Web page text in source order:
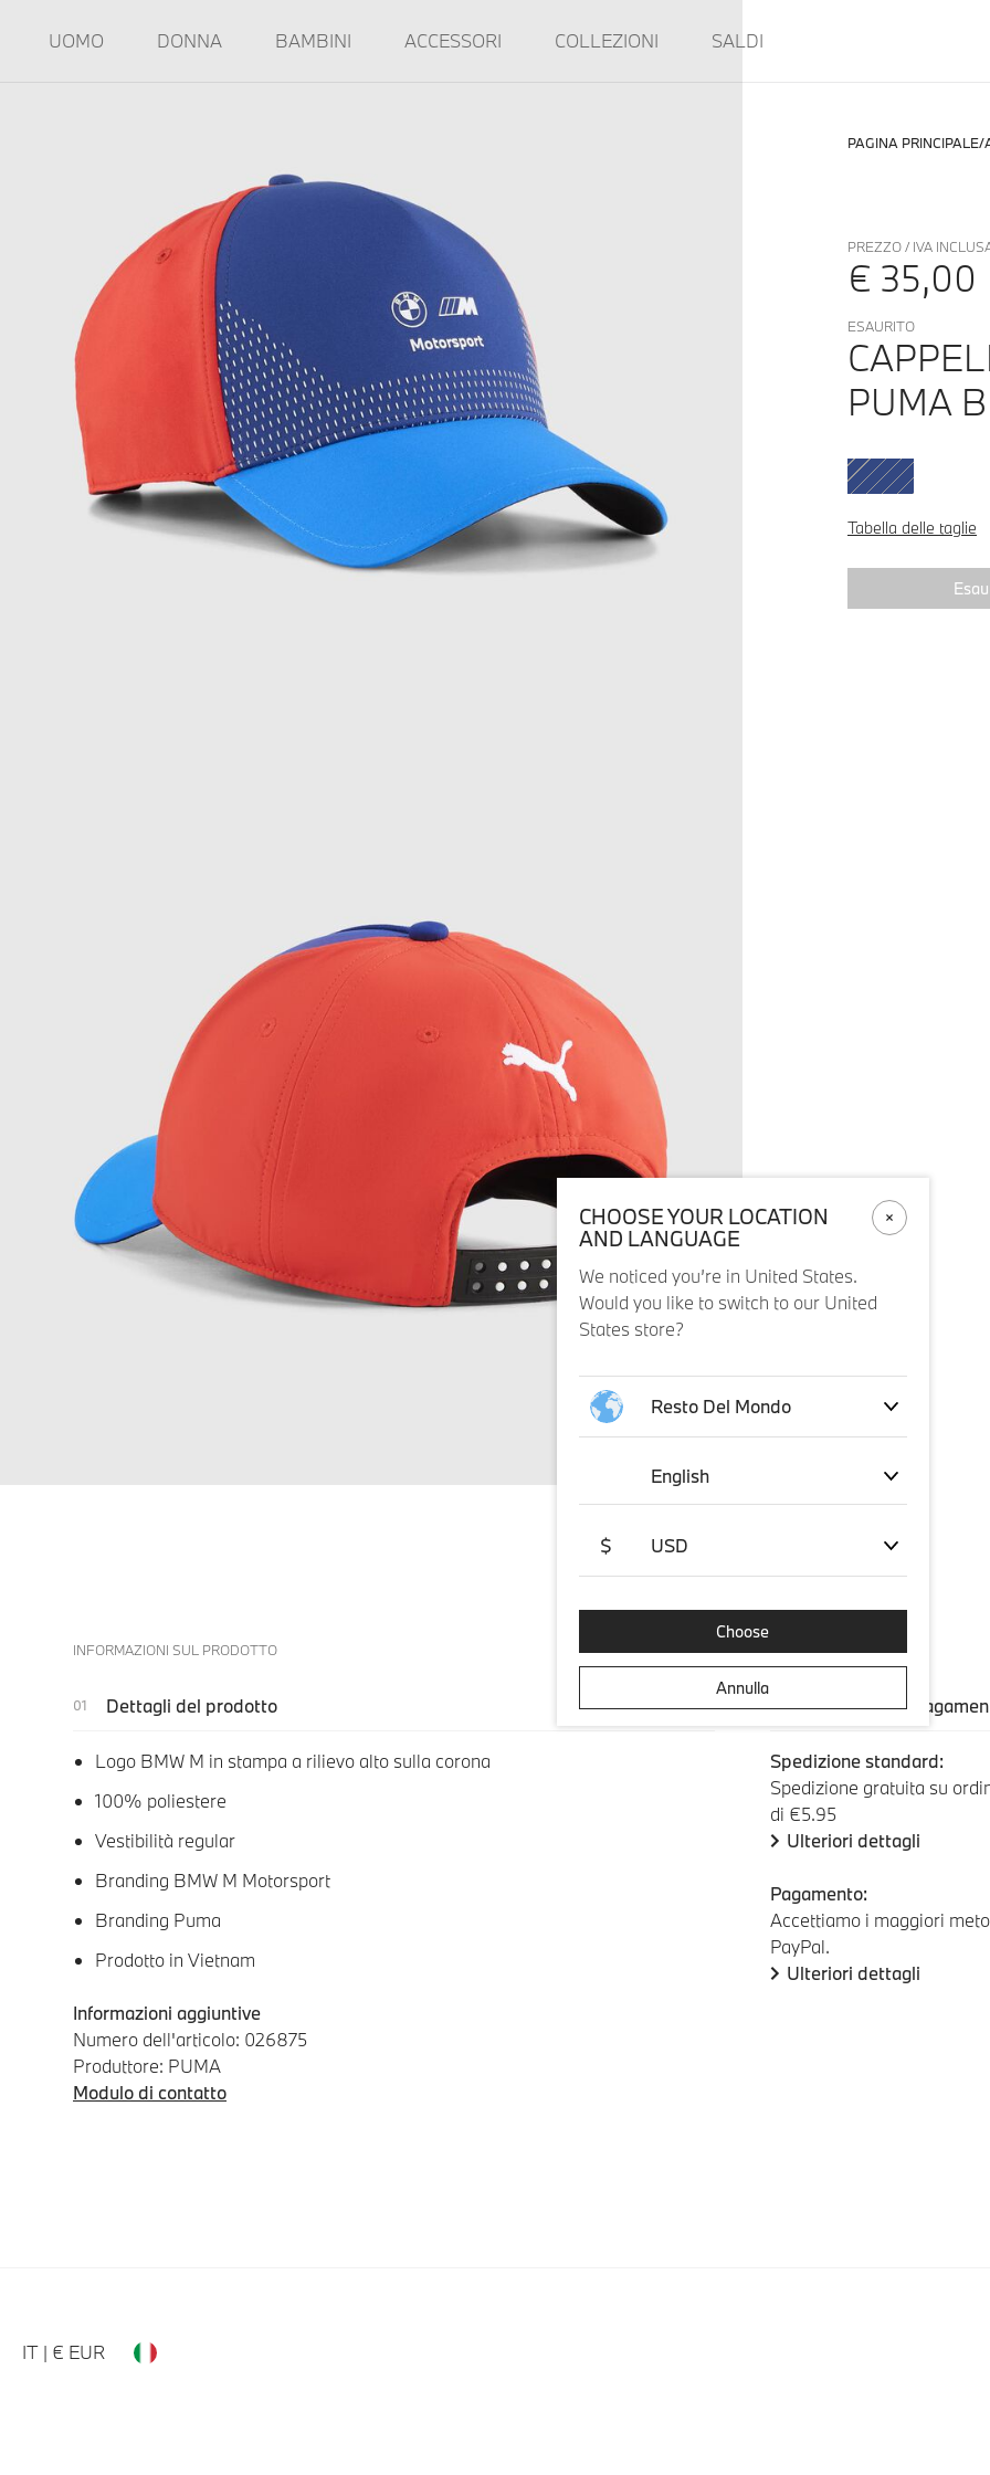
UOMO DONNA BAMBINI ACCESSORI COLLEZIONI SALDI
PAGINA PRINCIPALE
PREZZO / IVA
€ 35,00
ESAURITO
PUMA
Tabella delle taglie
INFORMAZIONI SUL PRODOTTO
Dettagli del prodotto
Logo BMW M in stampa a rilievo alto sulla corona
100% poliestere
Vestibilità regular
Branding BMW M Motorsport
Branding Puma
Prodotto in Vietnam
Informazioni aggiuntive
Numero dell'articolo: 026875
Produttore: PUMA
Modulo di contatto
Spedizione e
Spedizione standard:
Spedizione gratuita su
di €5.95
Ulteriori dettagli
Pagamento:
Accettiamo i maggiori
PayPal.
Ulteriori dettagli
IT | € EUR
CHOOSE YOUR LOCATION
AND LANGUAGE
We noticed you’re in United States.
Would you like to switch to our United
States store?
Resto Del Mondo
English
$ USD
Choose
Annulla